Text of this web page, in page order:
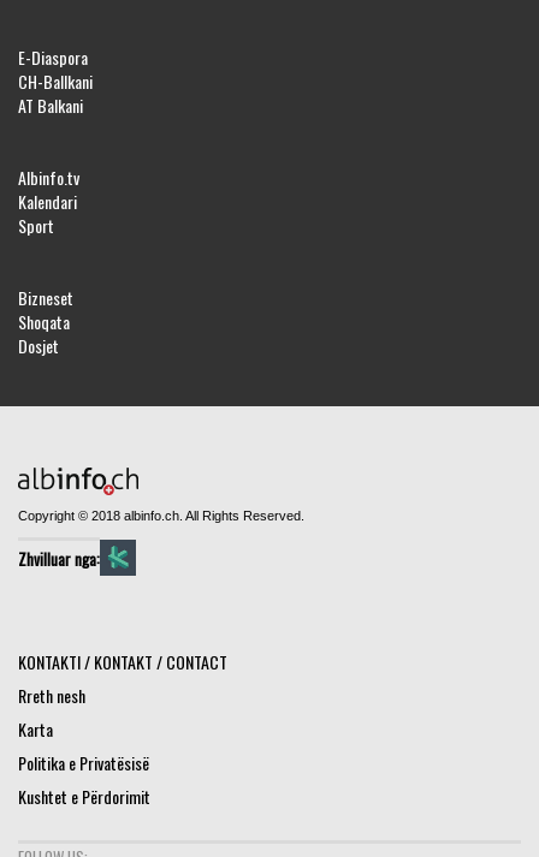
E-Diaspora
CH-Ballkani
AT Balkani
Albinfo.tv
Kalendari
Sport
Bizneset
Shoqata
Dosjet
Copyright © 2018 albinfo.ch. All Rights Reserved.
Zhvilluar nga:
KONTAKTI / KONTAKT / CONTACT
Rreth nesh
Karta
Politika e Privatësisë
Kushtet e Përdorimit